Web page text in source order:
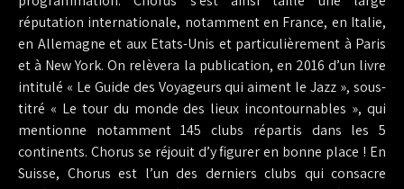
réputation internationale, notamment en France, en Italie,
en Allemagne et aux Etats-Unis et particulièrement à Paris
et à New York. On relèvera la publication, en 2016 d’un livre
intitulé « Le Guide des Voyageurs qui aiment le Jazz », sous-
titré « Le tour du monde des lieux incontournables », qui
mentionne notamment 145 clubs répartis dans les 5
continents. Chorus se réjouit d’y figurer en bonne place ! En
Suisse, Chorus est l’un des derniers clubs qui consacre